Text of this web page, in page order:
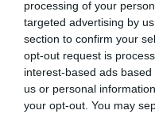
processing of your
targeted advertising by
section to confirm your
opt-out request is
interest-based ads
us or personal
your opt-out. You may
y Sabadell
A lo largo de estos
cotizaciones de
patrón de vasos